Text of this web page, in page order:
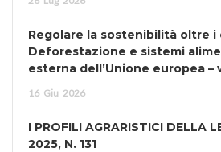
Regolare la sostenibilità oltre i
Deforestazione e sistemi
esterna dell’Unione europea –
16 Giu 2026
I PROFILI AGRARISTICI DELLA
2025, N. 131